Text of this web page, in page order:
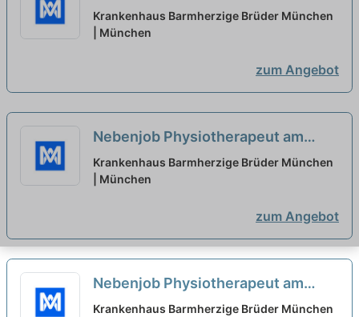
Wochenende (m/w/d) neu
Krankenhaus Barmherzige Brüder München
| München
zum Angebot
Nebenjob Physiotherapeut am
Wochenende (m/w/d) gesucht neu
Krankenhaus Barmherzige Brüder München
| München
zum Angebot
Nebenjob Physiotherapeut am
Wochenende (m/w/d) -
Krankenhaus Barmherzige Brüder München